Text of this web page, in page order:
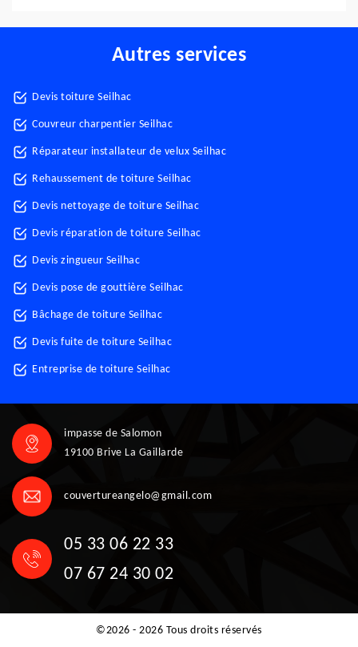
Autres services
Devis toiture Seilhac
Couvreur charpentier Seilhac
Réparateur installateur de velux Seilhac
Rehaussement de toiture Seilhac
Devis nettoyage de toiture Seilhac
Devis réparation de toiture Seilhac
Devis zingueur Seilhac
Devis pose de gouttière Seilhac
Bâchage de toiture Seilhac
Devis fuite de toiture Seilhac
Entreprise de toiture Seilhac
impasse de Salomon
19100 Brive La Gaillarde
couvertureangelo@gmail.com
05 33 06 22 33
07 67 24 30 02
©2026 - 2026 Tous droits réservés